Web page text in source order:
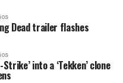
Dead trailer flashes
into a ‘Tekken’ clone